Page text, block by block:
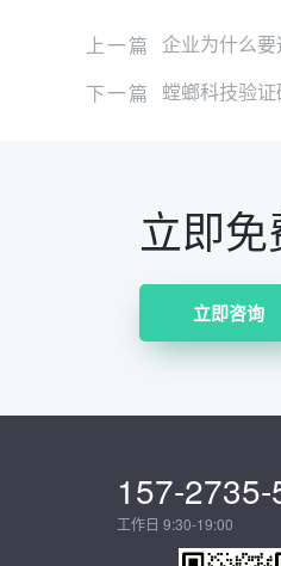
上一篇 企业为什么要
下一篇 螳螂科技验
立即
立即咨询
157-
工作日 9:30-19:00